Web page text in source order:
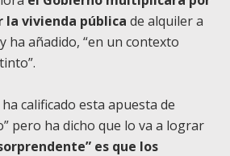
la vivienda pública de alquiler a
ha añadido, “en un contexto
calificado esta apuesta de
pero ha dicho que lo va a lograr
es que los